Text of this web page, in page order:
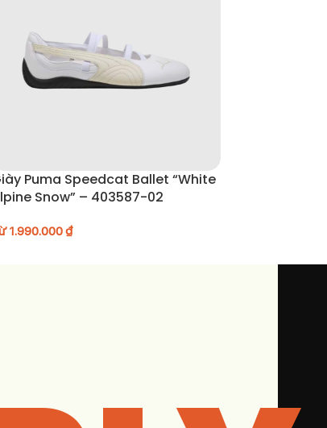
Puma Speedcat Ballet “White
Snow” – 403587-02
1.990.000₫